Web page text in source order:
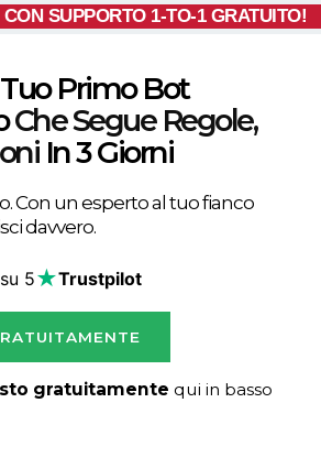
CON SUPPORTO 1-TO-1GRATUITO!
Primo Bot
Che Segue Regole,
In 3 Giorni
Con un esperto al tuo fianco
davvero.
su 5★Trustpilot
gratuitamente qui in basso